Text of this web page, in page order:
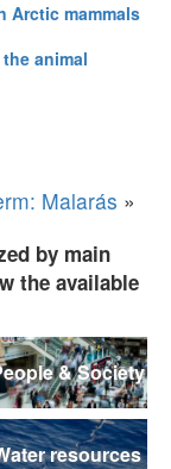
Arctic mammals
animal
Malarás »
by main
the available
& Society
resources